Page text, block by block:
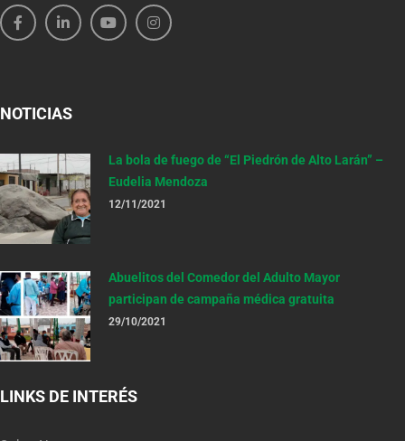
NOTICIAS
La bola de fuego de “El Piedrón de Alto Larán” –
Eudelia Mendoza
12/11/2021
Abuelitos del Comedor del Adulto Mayor
participan de campaña médica gratuita
29/10/2021
LINKS DE INTERÉS